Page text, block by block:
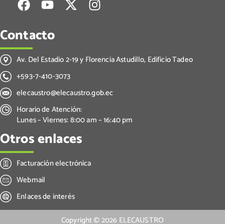
Contacto
Av. Del Estadio 2-19 y Florencia Astudillo, Edificio Tadeo
+593-7-410-3073
elecaustro@elecaustro.gob.ec
Horario de Atención:
Lunes – Viernes: 8:00 am – 16:40 pm
Otros enlaces
Facturación electrónica
Webmail
Enlaces de interés
Copyright ©2026 ELECAUSTRO